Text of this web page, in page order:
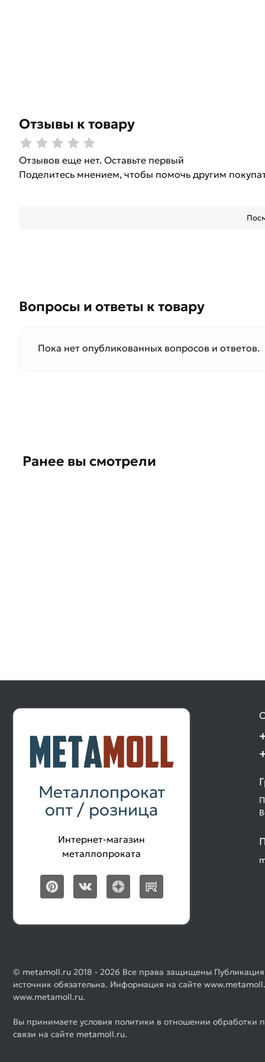
Отзывы к товару
Отзывов еще нет. Оставьте первый
Поделитесь мнением, чтобы помочь другим
Вопросы и ответы к товару
Пока нет опубликованных вопросов и ответов.
Ранее вы смотрели
Металлопрокат
опт / розница
Интернет-магазин
металлопроката
© metamoll.ru 2018 - 2026 Все права защищены
источник обязательна. Информация на сайте
www.metamoll.ru.
Вы принимаете условия политики в отношении обработки
связи на сайте metamoll.ru.